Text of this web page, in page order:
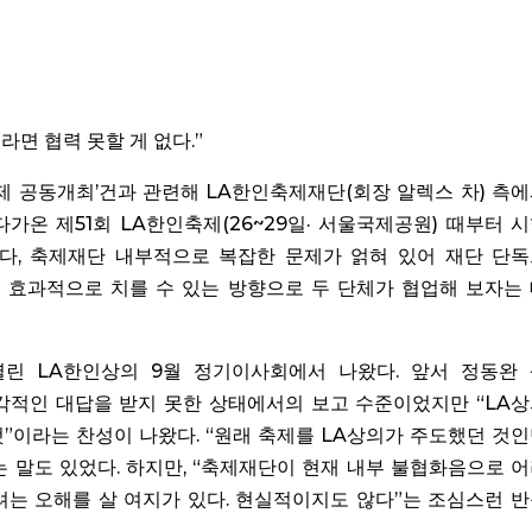
면 협력 못할 게 없다.”
공동개최’건과 관련해 LA한인축제재단(회장 알렉스 차) 측
가온 제51회 LA한인축제(26~29일· 서울국제공원) 때부터
, 축제재단 내부적으로 복잡한 문제가 얽혀 있어 재단 단
과적으로 치를 수 있는 방향으로 두 단체가 협업해 보자는
린 LA한인상의 9월 정기이사회에서 나왔다. 앞서 정동완
인 대답을 받지 못한 상태에서의 보고 수준이었지만 “LA
이라는 찬성이 나왔다. “원래 축제를 LA상의가 주도했던 것
말도 있었다. 하지만, “축제재단이 현재 내부 불협화음으로
오해를 살 여지가 있다. 현실적이지도 않다”는 조심스런